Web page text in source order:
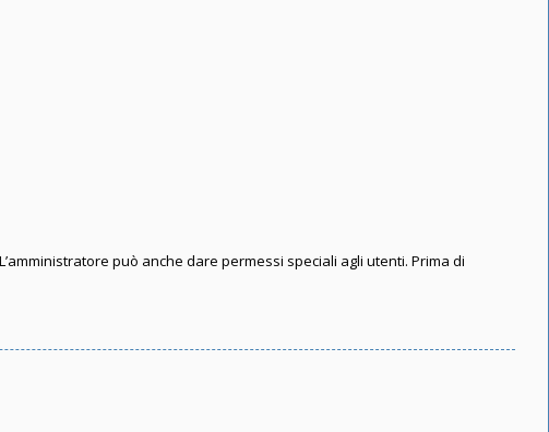
può anche dare permessi speciali agli utenti. Prima di